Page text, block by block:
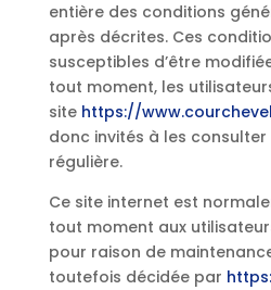
entière des conditions
après décrites. Ces
susceptibles d’être
tout moment, les
site https://
donc invités à les
régulière.
Ce site internet est
tout moment aux
pour raison de
toutefois décidée par